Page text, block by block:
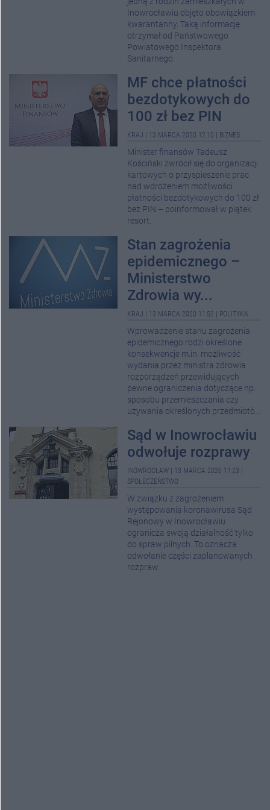
Inowrocławiu objęto obowiązkiem
kwarantanny. Taką informację
otrzymał od Państwowego
Powiatowego Inspektora
Sanitarnego.
MF chce płatności
bezdotykowych do
100 zł bez PIN
KRAJ 13 MARCA 2020 12:10 BIZNES
Minister finansów Tadeusz
Kościński zwrócił się do organizacji
kartowych o przyspieszenie prac
nad wdrożeniem możliwości
płatności bezdotykowych do 100 zł
bez PIN – poinformował w piątek
resort.
Stan zagrożenia
epidemicznego –
Ministerstwo
Zdrowia wy...
KRAJ 13 MARCA 2020 11:52 POLITYKA
Wprowadzenie stanu zagrożenia
epidemicznego rodzi określone
konsekwencje m.in. możliwość
wydania przez ministra zdrowia
rozporządzeń przewidujących
pewne ograniczenia dotyczące np.
sposobu przemieszczania czy
używania określonych przedmiotó...
Sąd w Inowrocławiu
odwołuje rozprawy
INOWROCŁAW 13 MARCA 2020 11:23
SPOŁECZEŃSTWO
W związku z zagrożeniem
występowania koronawirusa Sąd
Rejonowy w Inowrocławiu
ogranicza swoją działalność tylko
do spraw pilnych. To oznacza
odwołanie części zaplanowanych
rozpraw.